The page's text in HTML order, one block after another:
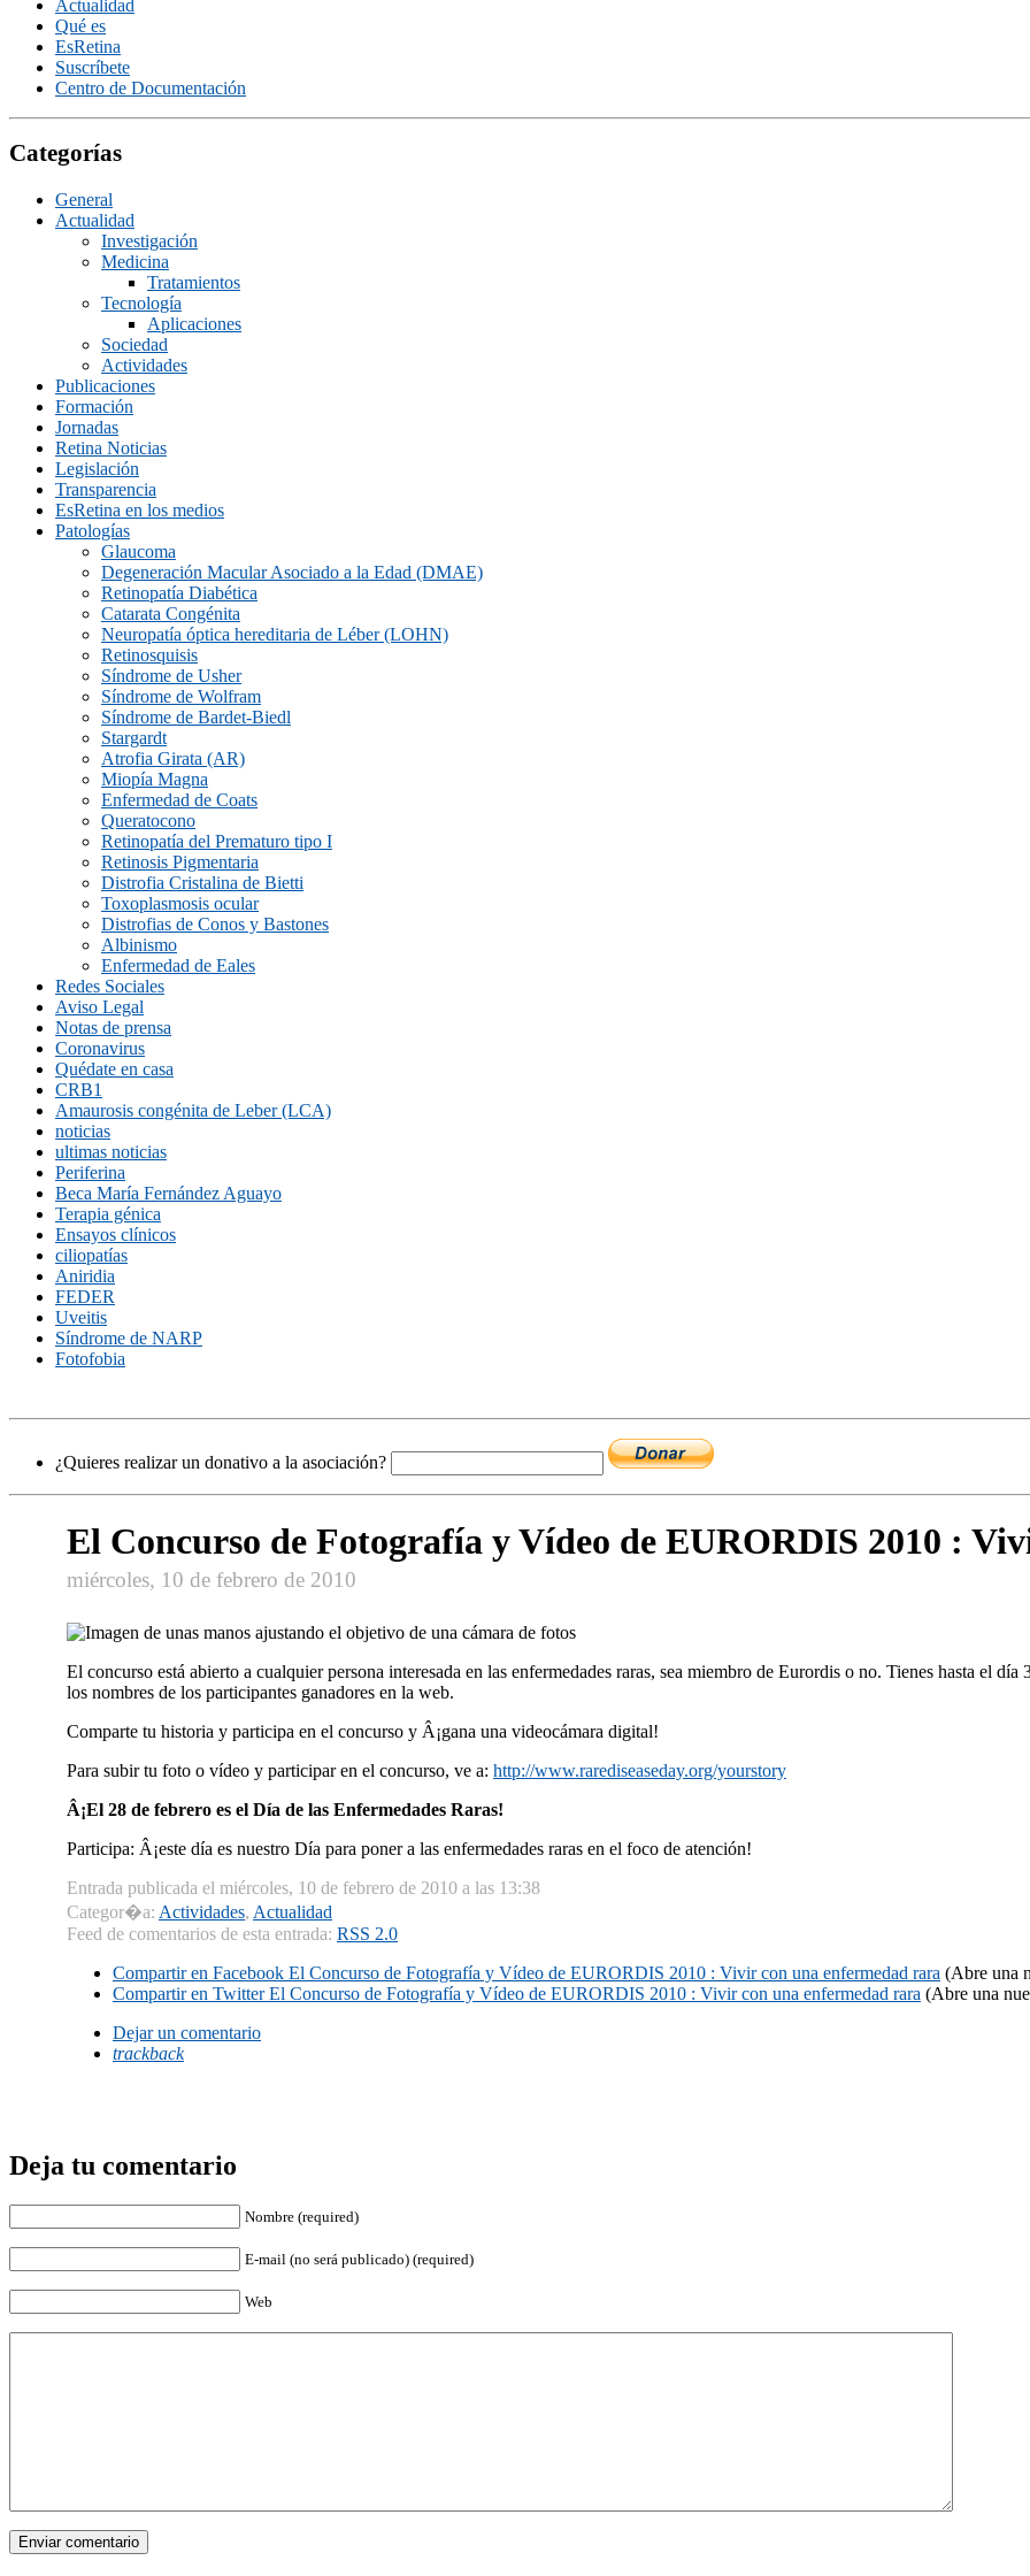
Actualidad
Qué es
EsRetina
Suscrí­bete
Centro de Documentación
Categorías
General
Actualidad
Investigación
Medicina
Tratamientos
Tecnologí­a
Aplicaciones
Sociedad
Actividades
Publicaciones
Formación
Jornadas
Retina Noticias
Legislación
Transparencia
EsRetina en los medios
Patologías
Glaucoma
Degeneración Macular Asociado a la Edad (DMAE)
Retinopatía Diabética
Catarata Congénita
Neuropatí­a óptica hereditaria de Léber (LOHN)
Retinosquisis
Síndrome de Usher
Síndrome de Wolfram
Síndrome de Bardet-Biedl
Stargardt
Atrofia Girata (AR)
Miopía Magna
Enfermedad de Coats
Queratocono
Retinopatí­a del Prematuro tipo I
Retinosis Pigmentaria
Distrofia Cristalina de Bietti
Toxoplasmosis ocular
Distrofias de Conos y Bastones
Albinismo
Enfermedad de Eales
Redes Sociales
Aviso Legal
Notas de prensa
Coronavirus
Quédate en casa
CRB1
Amaurosis congénita de Leber (LCA)
noticias
ultimas noticias
Periferina
Beca María Fernández Aguayo
Terapia génica
Ensayos clínicos
ciliopatías
Aniridia
FEDER
Uveitis
Síndrome de NARP
Fotofobia
¿Quieres realizar un donativo a la asociación?
El Concurso de Fotografí­a y Ví­deo de EURORDIS 2010 :
miércoles, 10 de febrero de 2010
El concurso está abierto a cualquier persona interesada en las enfermedades raras, sea miembro de Eurordis o no. Tienes hasta el dí­a
los nombres de los participantes ganadores en la web.
Comparte tu historia y participa en el concurso y Â¡gana una videocámara digital!
Para subir tu foto o ví­deo y participar en el concurso, ve a: http://www.rarediseaseday.org/yourstory
Â¡El 28 de febrero es el Dí­a de las Enfermedades Raras!
Participa: Â¡este dí­a es nuestro Dí­a para poner a las enfermedades raras en el foco de atención!
Entrada publicada el miércoles, 10 de febrero de 2010 a las 13:38
Categor�a: Actividades, Actualidad
Feed de comentarios de esta entrada: RSS 2.0
Compartir en Facebook El Concurso de Fotografí­a y Ví­deo de EURORDIS 2010 : Vivir con una enfermedad rara (Abre una
Compartir en TwitterEl Concurso de Fotografí­a y Ví­deo de EURORDIS 2010 : Vivir con una enfermedad rara (Abre una
Dejar un comentario
trackback
Deja tu comentario
Nombre (required)
E-mail (no será publicado) (required)
Web